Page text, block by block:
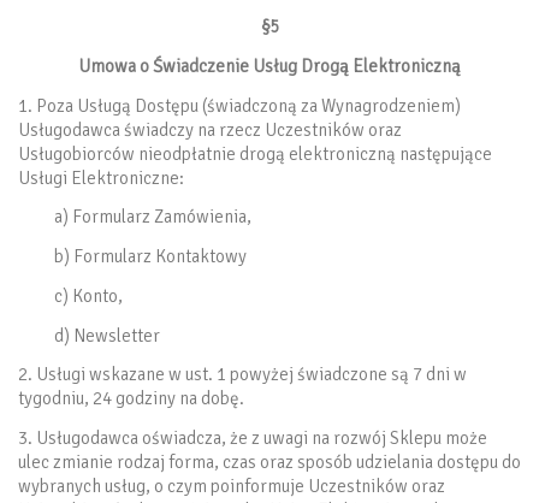
§5
Umowa o Świadczenie Usług Drogą Elektroniczną
1. Poza Usługą Dostępu (świadczoną za Wynagrodzeniem)
Usługodawca świadczy na rzecz Uczestników oraz
Usługobiorców nieodpłatnie drogą elektroniczną następujące
Usługi Elektroniczne:
a) Formularz Zamówienia,
b) Formularz Kontaktowy
c) Konto,
d) Newsletter
2. Usługi wskazane w ust. 1 powyżej świadczone są 7 dni w
tygodniu, 24 godziny na dobę.
3. Usługodawca oświadcza, że z uwagi na rozwój Sklepu może
ulec zmianie rodzaj forma, czas oraz sposób udzielania dostępu do
wybranych usług, o czym poinformuje Uczestników oraz